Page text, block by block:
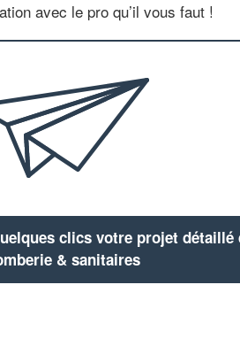
avec le pro qu’il vous faut !
clics votre projet détaillé
& sanitaires